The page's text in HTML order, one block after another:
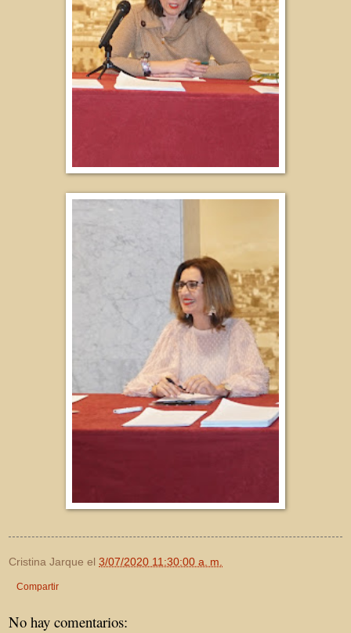
Cristina Jarque el 3/07/2020 11:30:00 a. m.
Compartir
No hay comentarios: